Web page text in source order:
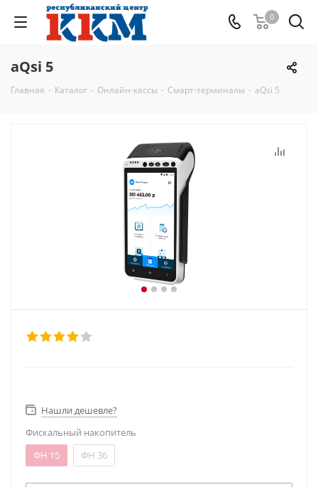
0
aQsi 5
Главная - Каталог - Онлайн-кассы - Смарт-терминалы - aQsi 5
Нашли дешевле?
Фискальный накопитель
ФН 15
ФН 36